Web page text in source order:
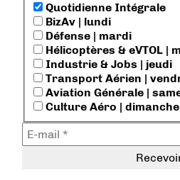
Quotidienne Intégrale
BizAv | lundi
Défense | mardi
Hélicoptères & eVTOL |
Industrie & Jobs | jeudi
Transport Aérien |
Aviation Générale |
Culture Aéro | dimanche